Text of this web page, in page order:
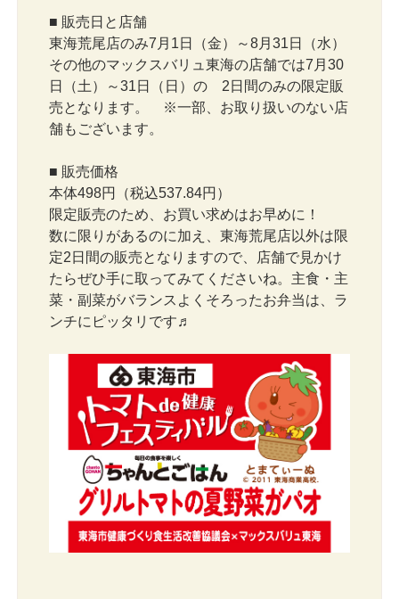
■ 販売日と店舗
東海荒尾店のみ7月1日（金）～8月31日（水）
その他のマックスバリュ東海の店舗では7月30
日（土）～31日（日）の 2日間のみの限定販
売となります。 ※一部、お取り扱いのない店
舗もございます。
■ 販売価格
本体498円（税込537.84円）
限定販売のため、お買い求めはお早めに！
数に限りがあるのに加え、東海荒尾店以外は限
定2日間の販売となりますので、店舗で見かけ
たらぜひ手に取ってみてくださいね。主食・主
菜・副菜がバランスよくそろったお弁当は、ラ
ンチにピッタリです♬